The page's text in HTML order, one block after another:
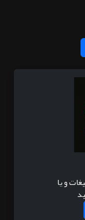
و یا